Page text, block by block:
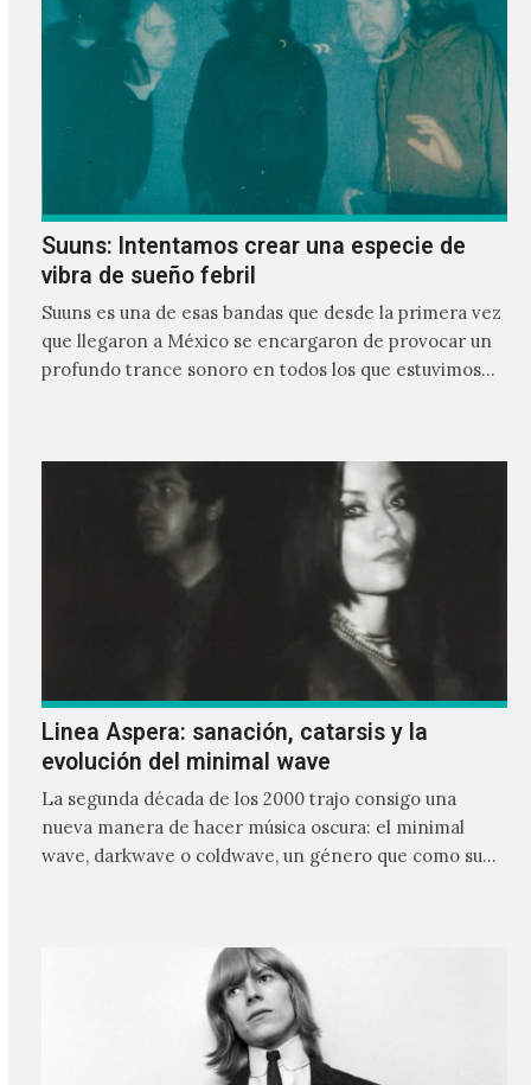
Suuns: Intentamos crear una especie de
vibra de sueño febril
Suuns es una de esas bandas que desde la primera vez
que llegaron a México se encargaron de provocar un
profundo trance sonoro en todos los que estuvimos
Linea Aspera: sanación, catarsis y la
evolución del minimal wave
La segunda década de los 2000 trajo consigo una
nueva manera de hacer música oscura: el minimal
wave, darkwave o coldwave, un género que como su